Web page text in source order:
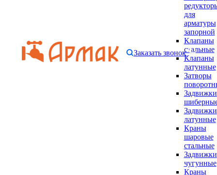
для
арматуры
запорной
Клапаны
стальные
Клапаны
латунные
Затворы
Задвижки
Задвижки
латунные
Краны
шаровые
стальные
Задвижки
чугунные
Краны
Заказать звонок